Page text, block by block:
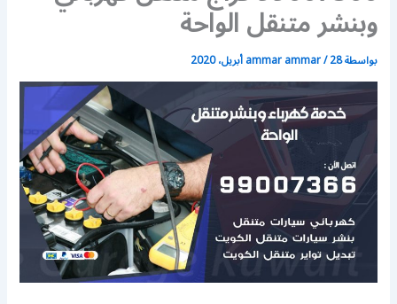
وبنشر متنقل الواحة
بواسطة ammar ammar/28 أبريل، 2020